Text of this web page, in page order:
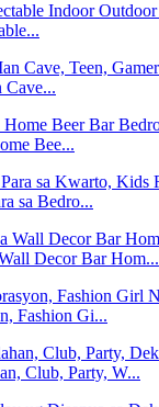
Cave...
Bee...
sa Bedro...
Decor Bar Hom...
Fashion Gi...
Club, Party, W...